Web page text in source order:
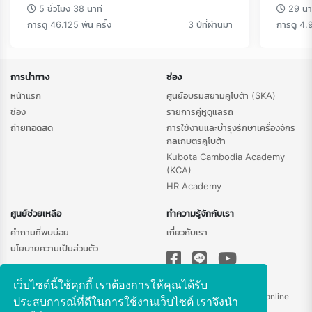
เว็บไซต์นี้ใช้คุกกี้ เราต้องการให้คุณได้รับ
ประสบการณ์ที่ดีในการใช้งานเว็บไซต์ เราจึงนำ
5 ชั่วโมง 38 นาที
การดู 46.125 พัน ครั้ง
3 ปีที่ผ่านมา
29 น
การดู
การนำทาง
หน้าแรก
ช่อง
ถ่ายทอดสด
ช่อง
ศูนย์อบรมสยามคูโบต้า (SKA)
รายการคู่หูดูแลรถ
การใช้งานและบำรุงรักษาเครื่องจักร
กลเกษตรคูโบต้า
Kubota Cambodia Academy
(KCA)
HR Academy
ศูนย์ช่วยเหลือ
คำถามที่พบบ่อย
นโยบายความเป็นส่วนตัว
ทำความรู้จักกับเรา
เกี่ยวกับเรา
ติดต่อสอบถามข้อมูลเพิ่มเติม - chantima.mi@kubota.com| Line@: skaonline